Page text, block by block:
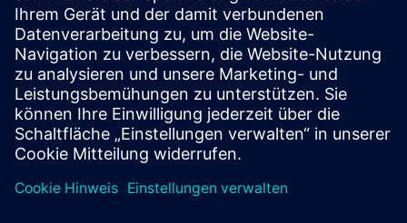
Personalisiertes Angebot
Sie benötigen ein persönliches Angebot? Nach Angabe Ihrer
persönlichen Daten senden wir Ihnen umgehend ein
personalisiertes Angebot an Ihre Emailadresse.
Persönliches Angebot zusenden